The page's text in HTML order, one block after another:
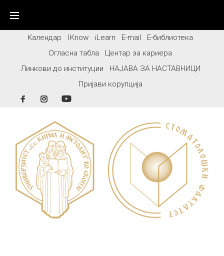
contentКалендар IKnow iLearn E-mail
Е-библиотека
Огласна табла
Центар за кариера
Линкови до институции
НАЈАВА ЗА НАСТАВНИЦИ
Пријави корупција
FacebookInstagram